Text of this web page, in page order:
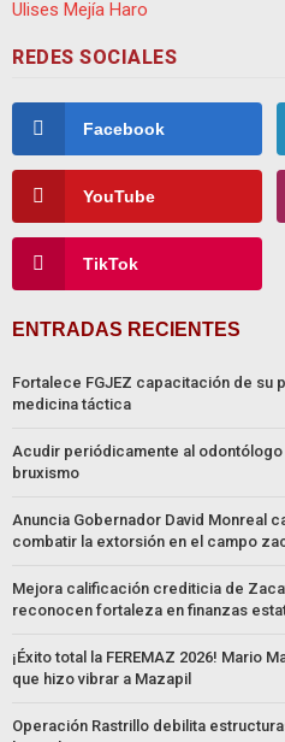
REDES SOCIALES
Facebook
YouTube
TikTok
ENTRADAS RECIENTES
Fortalece FGJEZ capacitación de su
medicina táctica
Acudir periódicamente al odontólogo
bruxismo
Anuncia Gobernador David Monreal
combatir la extorsión en el campo
Mejora calificación crediticia de
reconocen fortaleza en finanzas
¡Éxito total la FEREMAZ 2026! Mario
que hizo vibrar a Mazapil
Operación Rastrillo debilita